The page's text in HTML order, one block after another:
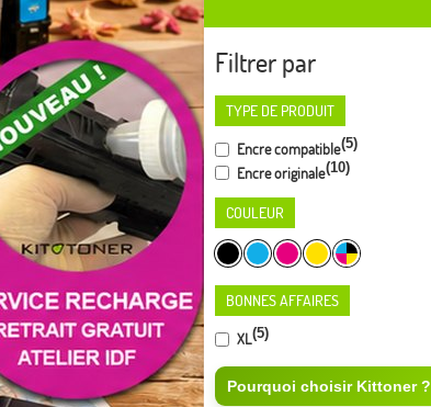
Filtrer par
TYPE DE PRODUIT
Encre compatible(5)
Encre originale(10)
COULEUR
BONNES AFFAIRES
XL(5)
Pourquoi choisir Kittoner ?